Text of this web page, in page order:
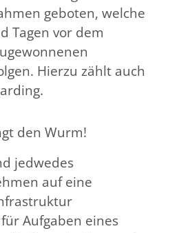
geboten, welche
Tagen vor dem
Hierzu zählt auch
den Wurm!
jedwedes
auf eine
Aufgaben eines